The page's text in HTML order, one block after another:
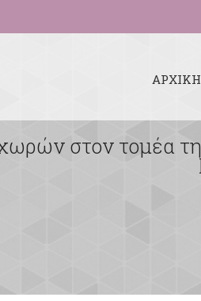
ΑΡΧΙΚΗ
χωρών στον τομέα